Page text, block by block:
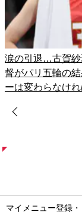
涙の引退…古賀紗
督がパリ五輪の
ーは変わらなけれ
マイメニュー登録